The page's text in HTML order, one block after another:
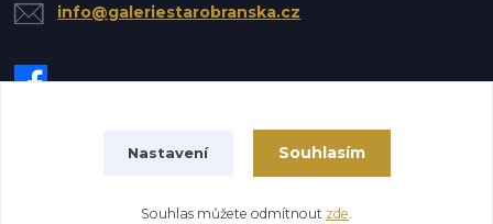
info@galeriestarobranska.cz
Nastavení Souhlasím
Souhlas můžete odmítnout zde